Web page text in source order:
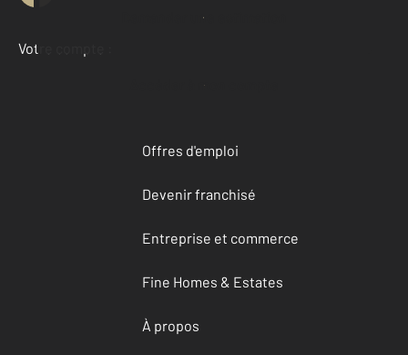
Demander une estimation
Votre compte :
Accéder à mon compte
Offres d'emploi
Devenir franchisé
Entreprise et commerce
Fine Homes & Estates
À propos